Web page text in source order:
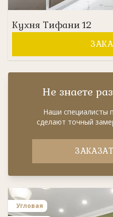
Кухня Тифани 12
Не знаете
Наши специалисты
сделают точный
Угловая